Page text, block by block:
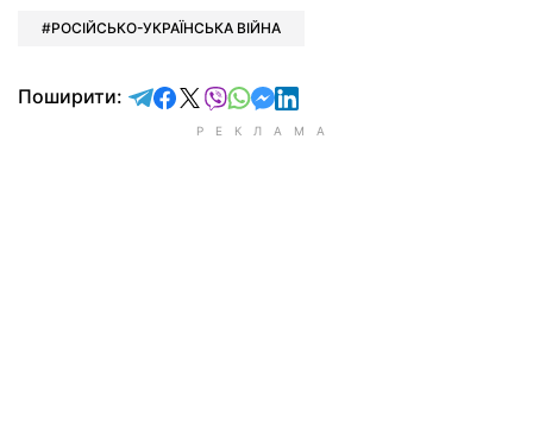
РОСІЙСЬКО-УКРАЇНСЬКА ВІЙНА
Поширити: відправити у Telegram
поділитись у Facebook
поділитись у X
відправити у Viber
відправити у Whatsapp
відправити у Messenger
відправити у LinkedIn